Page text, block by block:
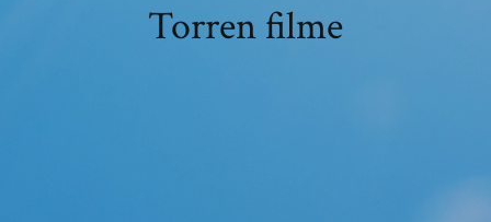
Torren filme